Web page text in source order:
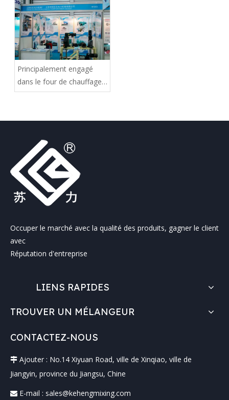
Principalement engagé
dans le four de chauffage
pétrochimique
Occuper le marché avec la qualité des produits, gagner le client
avec
Réputation d'entreprise
LIENS RAPIDES
TROUVER UN MÉLANGEUR
CONTACTEZ-NOUS
 Ajouter : No.14 Xiyuan Road, ville de Xinqiao, ville de
Jiangyin, province du Jiangsu, Chine
 E-mail : sales@kehengmixing.com